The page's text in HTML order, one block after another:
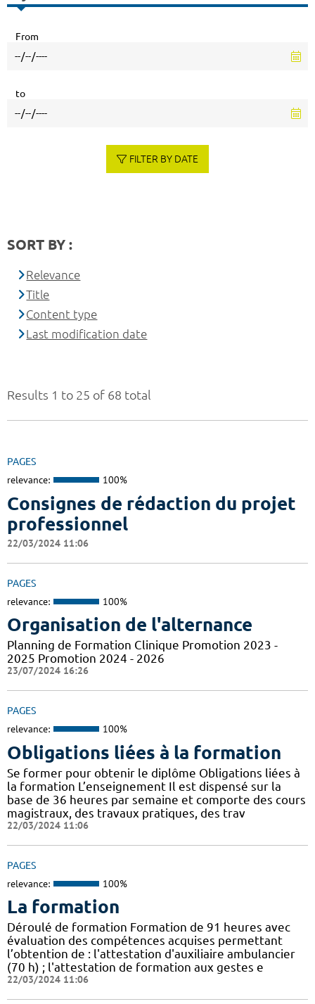
Results 1 to 25 of 68 total
PAGES
relevance: 100%
Consignes de rédaction du projet
professionnel
22/03/2024 11:06
PAGES
relevance: 100%
Organisation de l'alternance
Planning de Formation Clinique Promotion 2023 -
2025 Promotion 2024 - 2026
23/07/2024 16:26
PAGES
relevance: 100%
Obligations liées à la formation
Se former pour obtenir le diplôme Obligations liées à
la formation L’enseignement Il est dispensé sur la
base de 36 heures par semaine et comporte des cours
magistraux, des travaux pratiques, des trav
22/03/2024 11:06
PAGES
relevance: 100%
La formation
Déroulé de formation Formation de 91 heures avec
évaluation des compétences acquises permettant
l’obtention de : l'attestation d'auxiliaire ambulancier
(70 h) ; l'attestation de formation aux gestes e
22/03/2024 11:06
From
to
FILTER BY DATE
SORT BY :
Relevance
Title
Content type
Last modification date